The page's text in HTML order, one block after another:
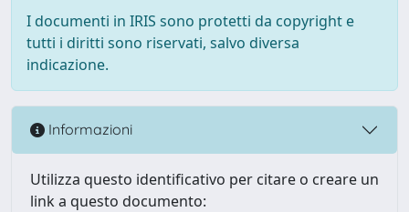
I documenti in IRIS sono protetti da copyright e
tutti i diritti sono riservati, salvo diversa
indicazione.
Informazioni
Utilizza questo identificativo per citare o creare un
link a questo documento: